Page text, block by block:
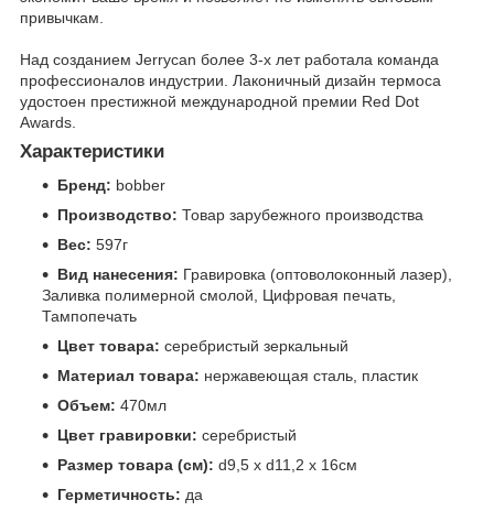
привычкам.
Над созданием Jerrycan более 3-х лет работала команда
профессионалов индустрии. Лаконичный дизайн термоса
удостоен престижной международной премии Red Dot
Awards.
Характеристики
Бренд: bobber
Производство: Товар зарубежного производства
Вес: 597г
Вид нанесения: Гравировка (оптоволоконный лазер),
Заливка полимерной смолой, Цифровая печать,
Тампопечать
Цвет товара: серебристый зеркальный
Материал товара: нержавеющая сталь, пластик
Объем: 470мл
Цвет гравировки: серебристый
Размер товара (см): d9,5 х d11,2 х 16см
Герметичность: да